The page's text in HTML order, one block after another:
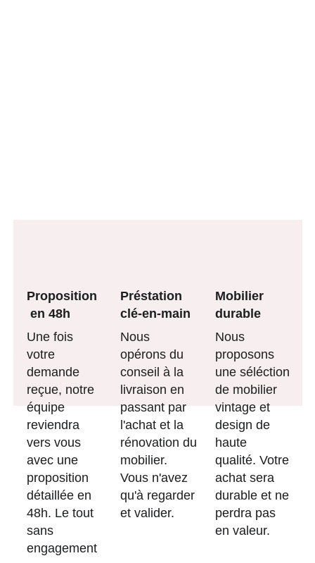
Proposition
en 48h
Une fois
votre
demande
reçue, notre
équipe
reviendra
vers vous
avec une
proposition
détaillée en
48h. Le tout
sans
engagement
Mobilier
durable
Nous
proposons
une séléction
de mobilier
vintage et
design de
haute
qualité. Votre
achat sera
durable et ne
perdra pas
en valeur.
Préstation
clé-en-main
Nous
opérons du
conseil à la
livraison en
passant par
l'achat et la
rénovation du
mobilier.
Vous n'avez
qu'à regarder
et valider.